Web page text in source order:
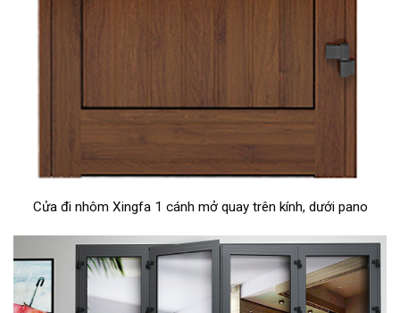
Cửa đi nhôm Xingfa 1 cánh mở quay trên kính, dưới pano